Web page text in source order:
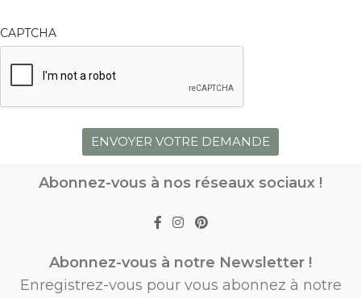
CAPTCHA
Abonnez-vous à nos réseaux sociaux !
Abonnez-vous à notre Newsletter !
Enregistrez-vous pour vous abonnez à notre